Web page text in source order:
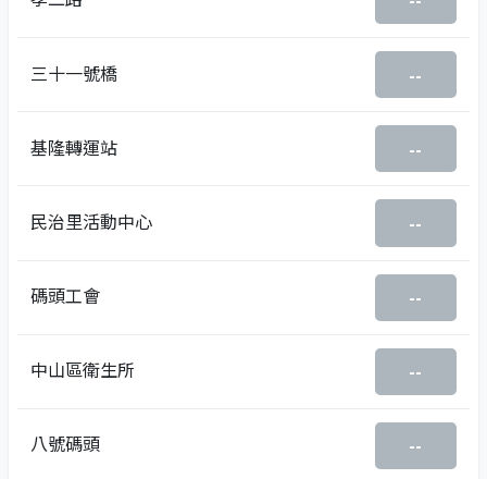
三十一號橋 --
基隆轉運站 --
民治里活動中心 --
碼頭工會 --
中山區衛生所 --
八號碼頭 --